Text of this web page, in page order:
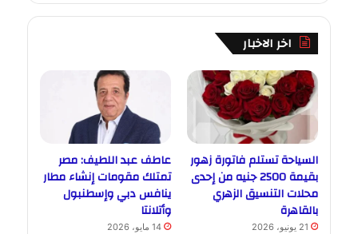
اخر الاخبار
السياحة تستلم فاتورة زهور
بقيمة 2500 جنيه من إحدى
محلات التنسيق الزهري
بالقاهرة
21 يونيو، 2026
عاطف عبد اللطيف: مصر
تمتلك مقومات إنشاء مطار
ينافس دبي وإسطنبول
وأتلانتا
14 مايو، 2026